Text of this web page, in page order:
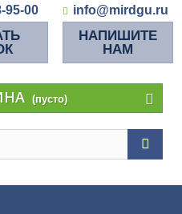
95-00 info@mirdgu.ru
НАПИШИТЕ
НАМ
(пусто)